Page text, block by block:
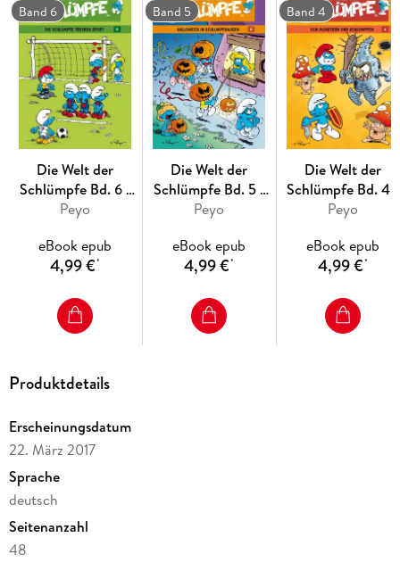
Freut euch also auf die brandneuen Lacher in »Die Welt der
Schlümpfe« Band 7.
Band 6
Die Welt der
Schlümpfe Bd. 6 -
Die Schlümpfe
Peyo
eBook epub
4,99 €*
Band 5
Die Welt der
Schlümpfe Bd. 5 -
Halloween in
Peyo
eBook epub
4,99 €*
Band 4
Die Welt der
Schlümpfe Bd. 4 -
Von Monstern
Peyo
eBook epub
4,99 €*
Produktdetails
Erscheinungsdatum
22. März 2017
Sprache
deutsch
Seitenanzahl
48